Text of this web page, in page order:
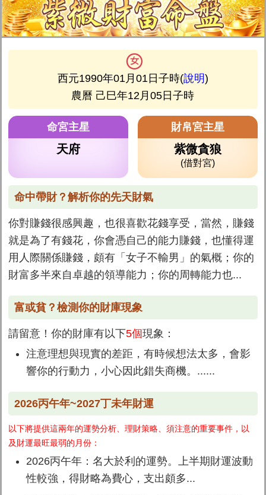
西元1990年01月01日子時(說明)
農曆 己巳年12月05日子時
命宮主星
天府
財帛宮主星
紫微貪狼
(借對宮)
命中帶財？解析你的先天財氣
你對賺錢很感興趣，也很喜歡花錢享受，當然，賺錢
就是為了有錢花，你會憑自己的能力賺錢，也懂得運
用人際關係賺錢，頗有「女子不輸男」的氣概；你的
財富多半來自卓越的領導能力；你的周轉能力也...
富或貧？檢測你的財庫現象
請留意！你的財庫有以下5個現象：
注意理想與現實的差距，有時候想法太多，會影
響你的行動力，小心因此錯失商機。......
2026丙午年~2027丁未年財運
以下將提供這兩年的運勢分析、理財策略、須注意的重要事件，以
及財運最旺最弱的月份：
2026丙午年：名大於利的運勢。上半期財運波動
性較強，得財略為費心，支出頗多...